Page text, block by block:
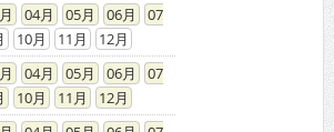
04 05 06
07
10 11
12
04 05 06
07
10 11
12